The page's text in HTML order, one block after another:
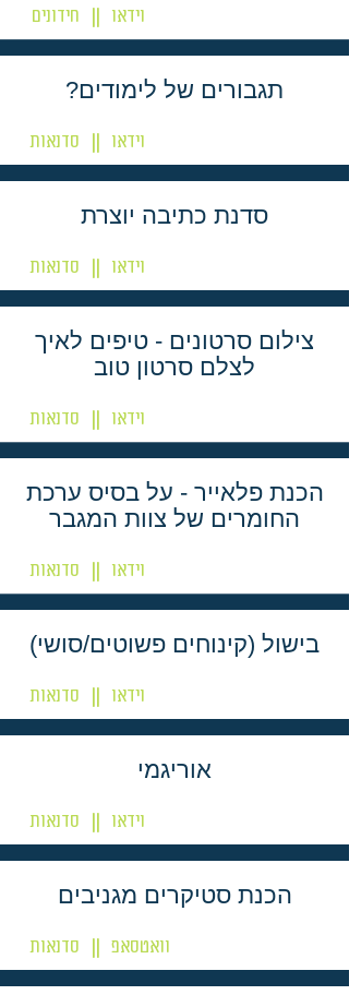
חידונים וידאו
תגבורים של לימודים?
סדנאות וידאו
סדנת כתיבה יוצרת
סדנאות וידאו
צילום סרטונים - טיפים לאיך
לצלם סרטון טוב
סדנאות וידאו
הכנת פלאייר - על בסיס ערכת
החומרים של צוות המגבר
סדנאות וידאו
בישול (קינוחים פשוטים/סושי)
סדנאות וידאו
אוריגמי
סדנאות וידאו
הכנת סטיקרים מגניבים
סדנאות וואטסאפ